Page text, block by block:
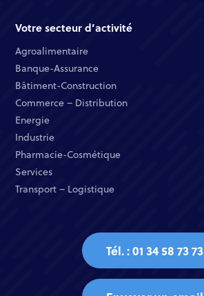
Votre secteur d’activité
Agroalimentaire
Banque-Assurance​
Bâtiment-Construction
Commerce – Distribution​
Energie​
Industrie​
Pharmacie-Cosmétique​
Services​
Transport – Logistique
Tél. : 01 34 58 73 73